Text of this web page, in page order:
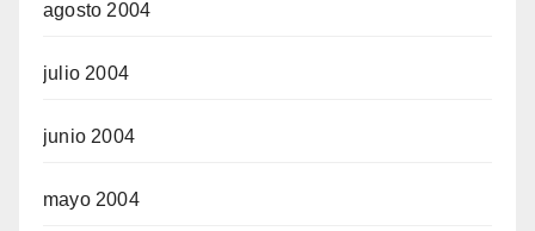
agosto 2004
julio 2004
junio 2004
mayo 2004